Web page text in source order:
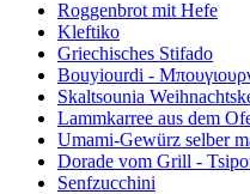
Roggenbrot mit Hefe
Kleftiko
Griechisches Stifado
Bouyiourdi -
Skaltsounia
Lammkarree aus dem
Umami-Gewürz selber
Dorade vom Grill -
Senfzucchini